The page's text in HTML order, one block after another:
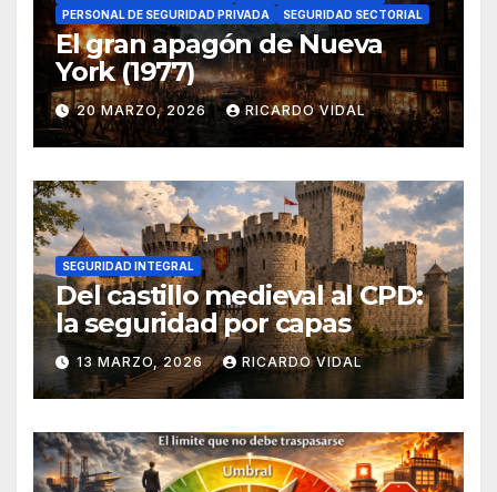
PERSONAL DE SEGURIDAD PRIVADA
SEGURIDAD SECTORIAL
El gran apagón de Nueva
York (1977)
20 MARZO, 2026 RICARDO VIDAL
SEGURIDAD INTEGRAL
Del castillo medieval al CPD:
la seguridad por capas
13 MARZO, 2026 RICARDO VIDAL